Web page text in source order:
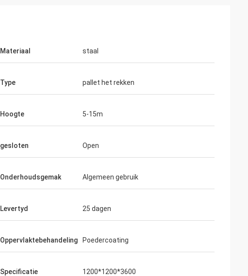
Materiaal staal
Type pallet het rekken
Hoogte 5-15m
gesloten Open
Onderhoudsgemak Algemeen gebruik
Levertyd 25 dagen
Oppervlaktebehandeling Poedercoating
Specificatie 1200*1200*3600